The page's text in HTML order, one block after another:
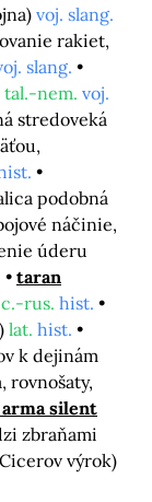
voj. slang.
rakiet,
slang.
tal.-nem. voj.
stredoveká
podobná
náčinie,
úderu
taran
rus. hist.
lat. hist.
k dejinám
rovnošaty,
silent
zbraňami
výrok)